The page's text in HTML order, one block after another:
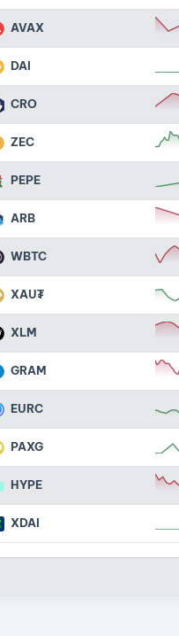
AVAX
DAI
CRO
ZEC
PEPE
ARB
WBTC
XAU₮
XLM
GRAM
EURC
PAXG
HYPE
XDAI